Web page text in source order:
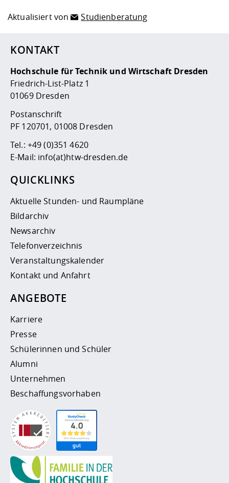
Aktualisiert von Studienberatung
KONTAKT
Hochschule für Technik und Wirtschaft Dresden
Friedrich-List-Platz 1
01069 Dresden
Postanschrift
PF 120701, 01008 Dresden
Tel.: +49 (0)351 4620
E-Mail: info(at)htw-dresden.de
QUICKLINKS
Aktuelle Stunden- und Raumpläne
Bildarchiv
Newsarchiv
Telefonverzeichnis
Veranstaltungskalender
Kontakt und Anfahrt
ANGEBOTE
Karriere
Presse
Schülerinnen und Schüler
Alumni
Unternehmen
Beschaffungsvorhaben